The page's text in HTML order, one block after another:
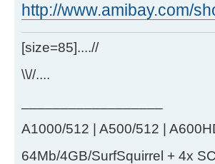
http://www.amibay.com/
[size=85]....//
\\//....
A1000/512 | A500/512 |
64Mb/4GB/SurfSquirrel + 4x